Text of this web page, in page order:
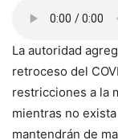
La autoridad
retroceso del
restricciones a la
mientras no
mantendrán de